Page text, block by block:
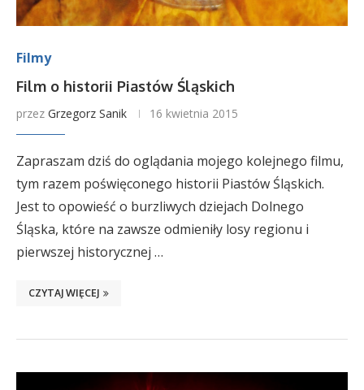
Filmy
Film o historii Piastów Śląskich
przez Grzegorz Sanik 16 kwietnia 2015
Zapraszam dziś do oglądania mojego kolejnego filmu,
tym razem poświęconego historii Piastów Śląskich.
Jest to opowieść o burzliwych dziejach Dolnego
Śląska, które na zawsze odmieniły losy regionu i
pierwszej historycznej …
CZYTAJ WIĘCEJ